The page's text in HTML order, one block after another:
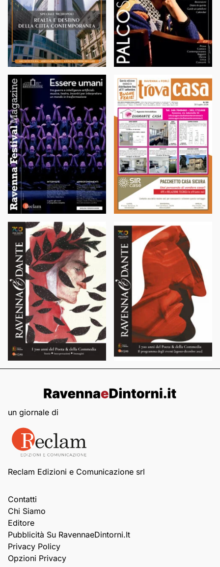
un giornale di
Reclam Edizioni e Comunicazione srl
Contatti
Chi Siamo
Editore
Pubblicità Su RavennaeDintorni.it
Privacy Policy
Opzioni Privacy